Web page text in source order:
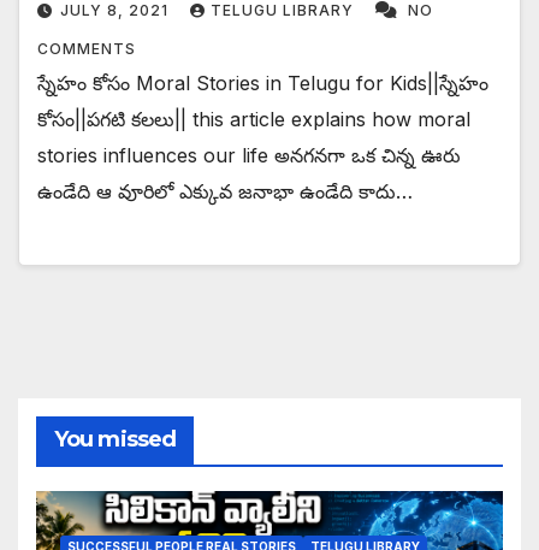
JULY 8, 2021 TELUGU LIBRARY NO
COMMENTS
స్నేహం కోసం Moral Stories in Telugu for Kids||స్నేహం
కోసం||పగటి కలలు|| this article explains how moral
stories influences our life అనగనగా ఒక చిన్న ఊరు
ఉండేది ఆ వూరిలో ఎక్కువ జనాభా ఉండేది కాదు…
You missed
SUCCESSFUL PEOPLE REAL STORIES TELUGU LIBRARY